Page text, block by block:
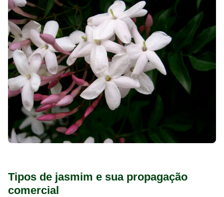
Tipos de jasmim e sua propagação
comercial